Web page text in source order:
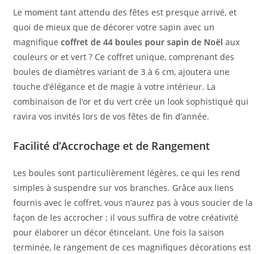
Le moment tant attendu des fêtes est presque arrivé, et
quoi de mieux que de décorer votre sapin avec un
magnifiquecoffret de 44 boules pour sapin de Noël aux
couleurs or et vert ? Ce coffret unique, comprenant des
boules de diamètres variant de 3 à 6 cm, ajoutera une
touche d’élégance et de magie à votre intérieur. La
combinaison de l’or et du vert crée un look sophistiqué qui
ravira vos invités lors de vos fêtes de fin d’année.
Facilité d’Accrochage et de Rangement
Les boules sont particulièrement légères, ce qui les rend
simples à suspendre sur vos branches. Grâce aux liens
fournis avec le coffret, vous n’aurez pas à vous soucier de la
façon de les accrocher ; il vous suffira de votre créativité
pour élaborer un décor étincelant. Une fois la saison
terminée, le rangement de ces magnifiques décorations est